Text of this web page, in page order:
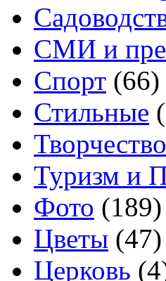
СМИ и
Спорт (66)
Стильные
Творчество
Туризм и
Фото (189)
Цветы (47)
Церковь